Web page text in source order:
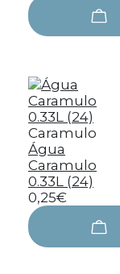
Caramulo
Água
Caramulo
0.33L (24)
0,25€